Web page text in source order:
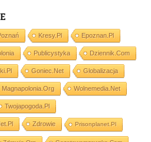
Kresy.pl Epoznan.pl
Publicystyka Dziennik.com
Goniec.net Globalizacja
Magnapolonia.org Wolnemedia.net
Twojapogoda.pl
Zdrowie Prisonplanet.pl